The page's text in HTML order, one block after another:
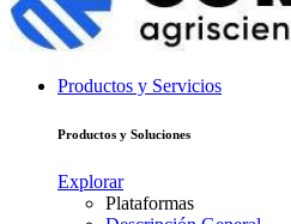
Productos y Servicios
Productos y Soluciones
Explorar
Plataformas